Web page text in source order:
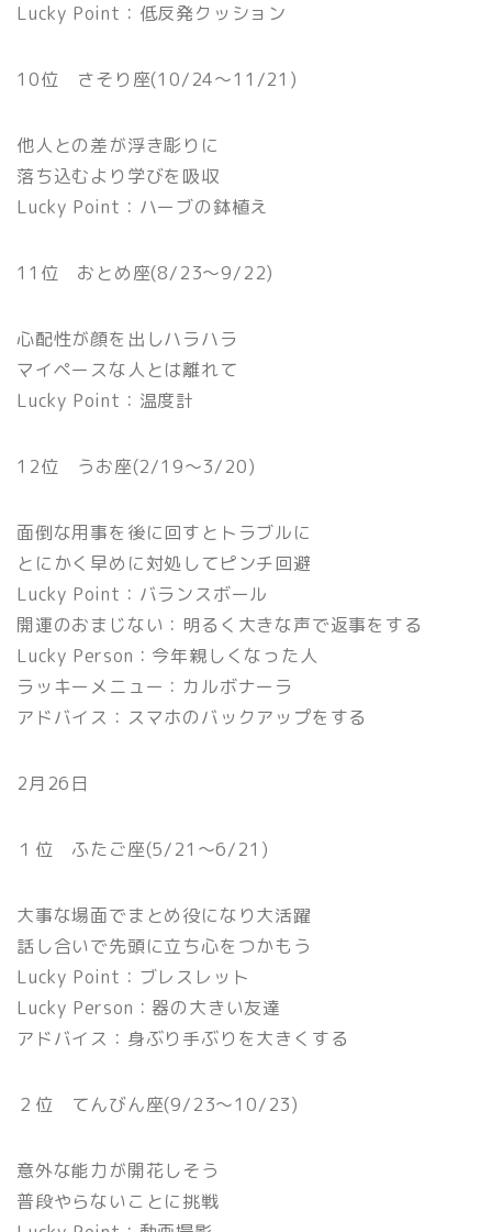
Lucky Point：低反発クッション
10位 さそり座(10/24〜11/21)
他人との差が浮き彫りに
落ち込むより学びを吸収
Lucky Point：ハーブの鉢植え
11位 おとめ座(8/23〜9/22)
心配性が顔を出しハラハラ
マイペースな人とは離れて
Lucky Point：温度計
12位 うお座(2/19〜3/20)
面倒な用事を後に回すとトラブルに
とにかく早めに対処してピンチ回避
Lucky Point：バランスボール
開運のおまじない：明るく大きな声で返事をする
Lucky Person：今年親しくなった人
ラッキーメニュー：カルボナーラ
アドバイス：スマホのバックアップをする
2月26日
１位 ふたご座(5/21〜6/21)
大事な場面でまとめ役になり大活躍
話し合いで先頭に立ち心をつかもう
Lucky Point：ブレスレット
Lucky Person：器の大きい友達
アドバイス：身ぶり手ぶりを大きくする
２位 てんびん座(9/23〜10/23)
意外な能力が開花しそう
普段やらないことに挑戦